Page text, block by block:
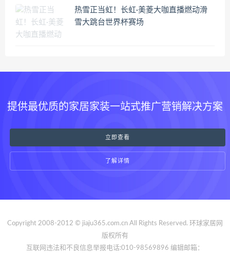
热雪正当虹！长虹·美菱大咖直播燃动滑
雪大跳台世界杯赛场
提供最优质的家居家装一站式推广营销解决方案
立即查看
了解详情
Copyright 2008-2012 © jiaju365.com.cn All Rights Reserved. 环球家居网
版权所有
互联网违法和不良信息举报电话:010-98569896 编辑邮箱：